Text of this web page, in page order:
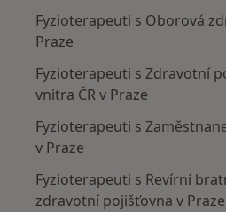
Fyzioterapeuti s Oborová
Praze
Fyzioterapeuti s Zdravotní
vnitra ČR v Praze
Fyzioterapeuti s
v Praze
Fyzioterapeuti s Revírní
zdravotní pojišťovna v Praze